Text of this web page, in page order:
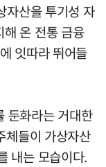
자산을 투기성 자
온 전통 금융
잇따라 뛰어들
둔화라는 거대한
체들이 가상자산
내는 모습이다.